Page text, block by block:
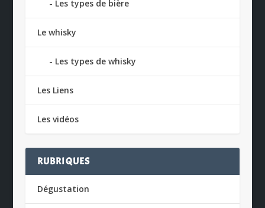
Les types de bière
Le whisky
Les types de whisky
Les Liens
Les vidéos
RUBRIQUES
Dégustation